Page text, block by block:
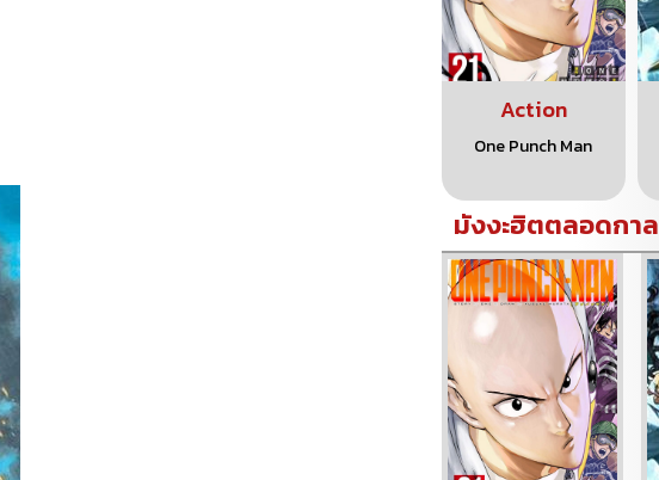
Action
One Punch Man
มังงะฮิตตลอดกาล